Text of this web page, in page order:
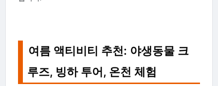
여름 액티비티 추천: 야생동물 크
루즈, 빙하 투어, 온천 체험